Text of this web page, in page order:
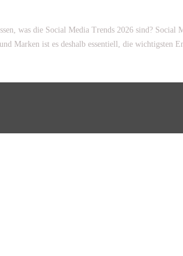
was die Social Media Trends 2026 sind?
Marken ist es deshalb essentiell, die